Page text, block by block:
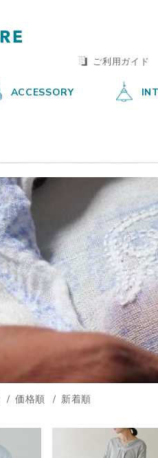
ご利用ガイド
ACCESSORY
価格順 新着順